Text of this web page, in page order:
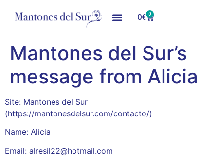
0€ 0
Mantones del Sur’s
message from Alicia
Site: Mantones del Sur
(https://mantonesdelsur.com/contacto/)
Name: Alicia
Email: alresil22@hotmail.com